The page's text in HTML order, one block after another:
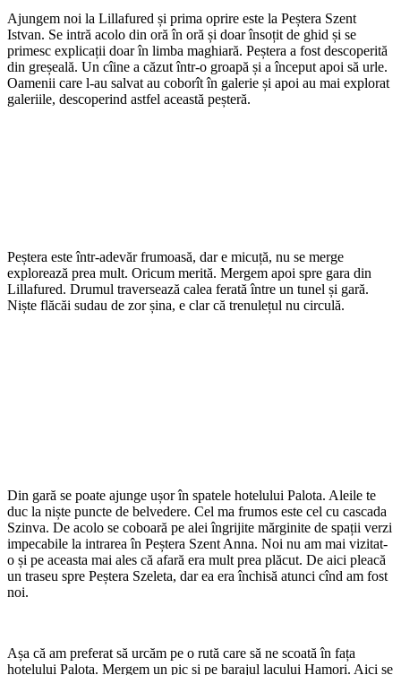
Ajungem noi la Lillafured și prima oprire este la Peștera Szent
Istvan. Se intră acolo din oră în oră și doar însoțit de ghid și se
primesc explicații doar în limba maghiară. Peștera a fost descoperită
din greșeală. Un cîine a căzut într-o groapă și a început apoi să urle.
Oamenii care l-au salvat au coborît în galerie și apoi au mai explorat
galeriile, descoperind astfel această peșteră.
Peștera este într-adevăr frumoasă, dar e micuță, nu se merge
explorează prea mult. Oricum merită. Mergem apoi spre gara din
Lillafured. Drumul traversează calea ferată între un tunel și gară.
Niște flăcăi sudau de zor șina, e clar că trenulețul nu circulă.
Din gară se poate ajunge ușor în spatele hotelului Palota. Aleile te
duc la niște puncte de belvedere. Cel ma frumos este cel cu cascada
Szinva. De acolo se coboară pe alei îngrijite mărginite de spații verzi
impecabile la intrarea în Peștera Szent Anna. Noi nu am mai vizitat-
o și pe aceasta mai ales că afară era mult prea plăcut. De aici pleacă
un traseu spre Peștera Szeleta, dar ea era închisă atunci cînd am fost
noi.
Așa că am preferat să urcăm pe o rută care să ne scoată în fața
hotelului Palota. Mergem un pic și pe barajul lacului Hamori. Aici se